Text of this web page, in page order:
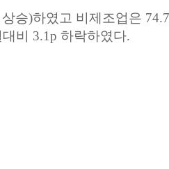
상승)하였고 비제조업은 74.7
비 3.1p 하락하였다.